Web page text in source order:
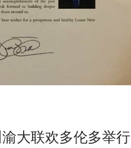
大联欢多伦多举行